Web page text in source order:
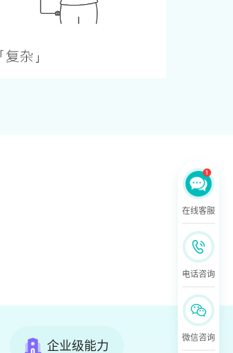
企业级能力
在线客服
电话咨询
微信咨询